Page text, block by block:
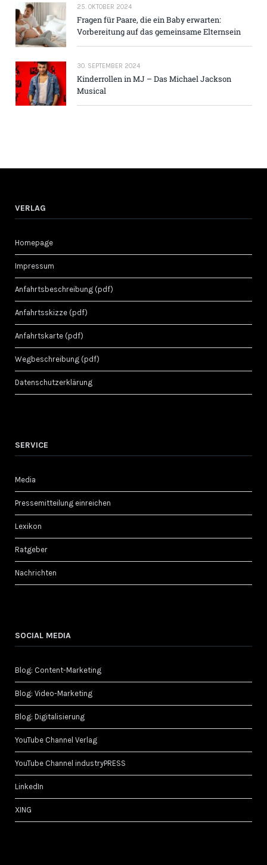
25. OKTOBER 2024
Fragen für Paare, die ein Baby erwarten:
Vorbereitung auf das gemeinsame Elternsein
30. SEPTEMBER 2024
Kinderrollen in MJ – Das Michael Jackson
Musical
VERLAG
Homepage
Impressum
Anfahrtsbeschreibung (pdf)
Anfahrtsskizze (pdf)
Anfahrtskarte (pdf)
Wegbeschreibung (pdf)
Datenschutzerklärung
SERVICE
Media
Pressemitteilung einreichen
Lexikon
Ratgeber
Nachrichten
SOCIAL MEDIA
Blog: Content-Marketing
Blog: Video-Marketing
Blog: Digitalisierung
YouTube Channel Verlag
YouTube Channel industryPRESS
LinkedIn
XING